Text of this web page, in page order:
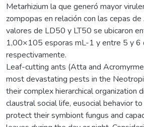
Metarhizium la que generó mayor
zompopas en relación con las cepas
valores de LD50 y LT50 se ubicaron
1,00×105 esporas mL-1 y entre 5 y 6
respectivamente.
Leaf-cutting ants (Atta and
most devastating pests in the
their complex hierarchical organization
claustral social life, eusocial behavior
protect their symbiont fungus and